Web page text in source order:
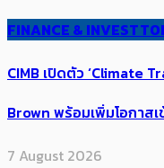
FINANCE & INVEST
CIMB เปิดตัว ‘Climate
Brown พร้อมเพิ่มโอกาส
7 August 2026